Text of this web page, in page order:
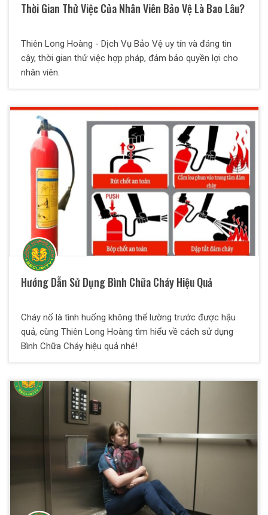
Thời Gian Thử Việc Của Nhân Viên Bảo Vệ Là Bao Lâu?
Thiên Long Hoàng - Dịch Vụ Bảo Vệ uy tín và đáng tin
cậy, thời gian thử việc hợp pháp, đảm bảo quyền lợi cho
nhân viên.
Hướng Dẫn Sử Dụng Bình Chữa Cháy Hiệu Quả
Cháy nổ là tình huống không thể lường trước được hậu
quả, cùng Thiên Long Hoàng tìm hiểu về cách sử dụng
Bình Chữa Cháy hiệu quả nhé!